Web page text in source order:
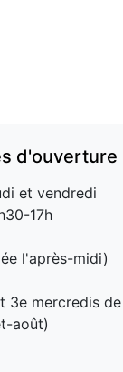
d'ouverture
et vendredi
17h
l'après-midi)
3e mercredis
août)